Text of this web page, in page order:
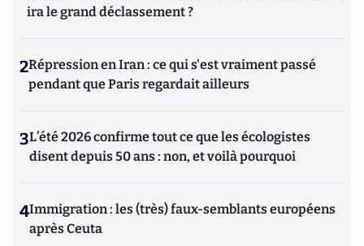
ira le grand déclassement ?
2Répression en Iran : ce qui s'est vraiment passé
pendant que Paris regardait ailleurs
3L’été 2026 confirme tout ce que les écologistes
disent depuis 50 ans : non, et voilà pourquoi
4Immigration : les (très) faux-semblants européens
après Ceuta